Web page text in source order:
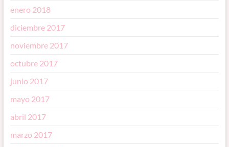
enero 2018
diciembre 2017
noviembre 2017
octubre 2017
junio 2017
mayo 2017
abril 2017
marzo 2017